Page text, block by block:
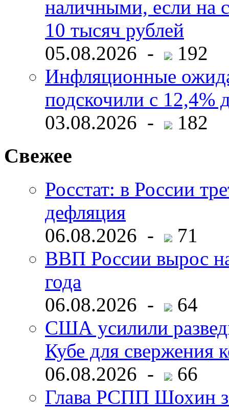
наличными, если на
10 тысяч рублей
05.08.2026 -
192
Инфляционные
подскочили с 12,4%
03.08.2026 -
182
Свежее
Росстат: в России
дефляция
06.08.2026 -
71
ВВП России вырос
года
06.08.2026 -
64
США усилили
Кубе для свержения
06.08.2026 -
66
Глава РСПП Шохин